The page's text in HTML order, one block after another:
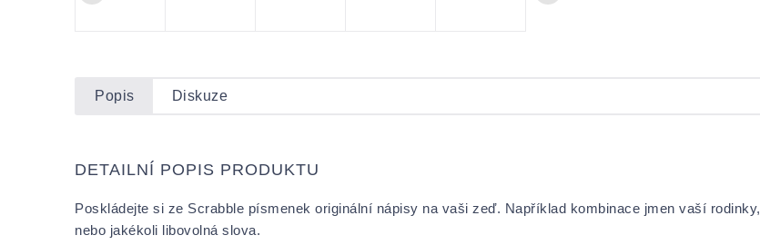
Popis Diskuze
DETAILNÍ POPIS PRODUKTU
Poskládejte si ze Scrabble písmenek originální nápisy na vaši zeď. Například kombinace jmen vaší rodinky,
nebo jakékoli libovolná slova.